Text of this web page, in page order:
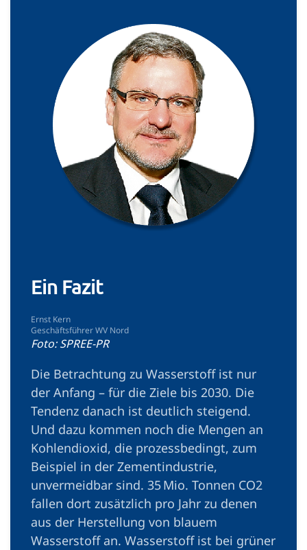
Ein Fazit
Ernst Kern
Geschäftsführer WV Nord
Foto: SPREE-PR
Die Betrachtung zu Wasserstoff ist nur
der Anfang – für die Ziele bis 2030. Die
Tendenz danach ist deutlich steigend.
Und dazu kommen noch die Mengen an
Kohlendioxid, die prozessbedingt, zum
Beispiel in der Zementindustrie,
unvermeidbar sind. 35 Mio. Tonnen CO2
fallen dort zusätzlich pro Jahr zu denen
aus der Herstellung von blauem
Wasserstoff an. Wasserstoff ist bei grüner